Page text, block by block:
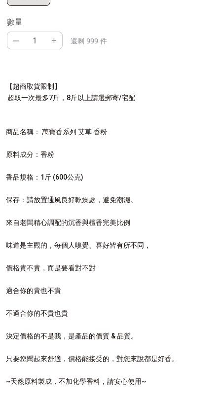
數量
– + 還剩 999 件
【超商取貨限制】
超取一次最多7斤，8斤以上請選郵寄/宅配
商品名稱： 萬寶香系列 艾草 香粉
原料成分：香粉
香品規格：1斤 (600公克)
保存：請放置通風良好乾燥處，避免潮濕。
來自老闆精心調配的沉香與檀香完美比例
味道是主觀的，每個人嗅覺、喜好皆有所不同，
價格貴不貴，而是要看對不對
適合你的貴也不貴
不適合你的不貴也貴
決定價格的不是我，是產品的價質 & 品質。
只要您聞起來舒適，價格能接受的，對您來說都是好香。
~天然原料製成，不加化學香料，請安心使用~